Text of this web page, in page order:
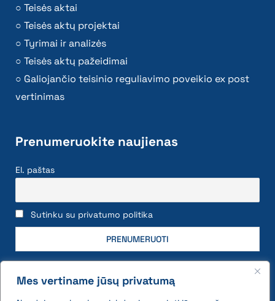
Mes vertiname jūsų privatumą
Teisės aktai
Teisės aktų projektai
Tyrimai ir analizės
Teisės aktų pažeidimai
Galiojančio teisinio reguliavimo poveikio ex post
vertinimas
Prenumeruokite naujienas
El. paštas
Sutinku su privatumo politika